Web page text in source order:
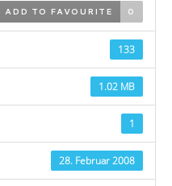
ADD TO FAVOURITE 0
133
1.02 MB
1
28. Februar 2008